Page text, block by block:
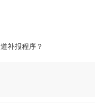
补报程序？